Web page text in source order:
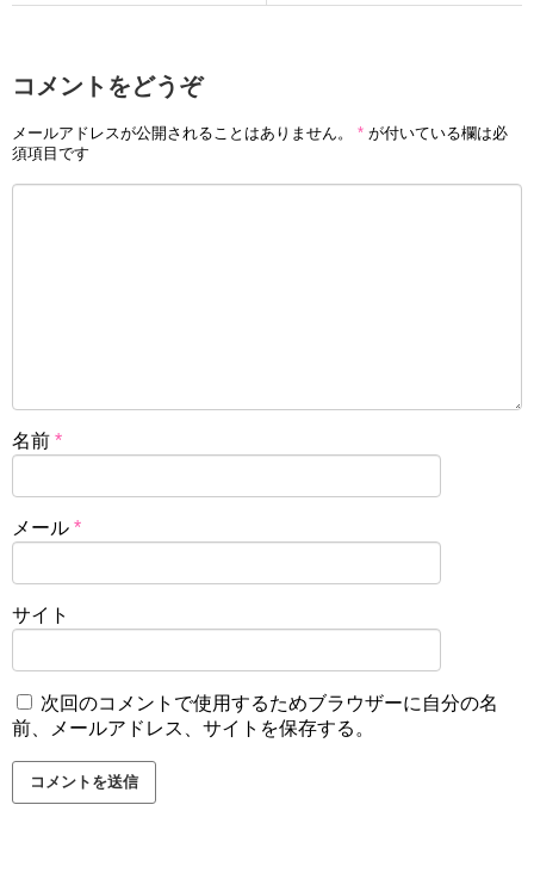
コメントをどうぞ
メールアドレスが公開されることはありません。 * が付いている欄は必
須項目です
名前 *
メール *
サイト
次回のコメントで使用するためブラウザーに自分の名
前、メールアドレス、サイトを保存する。